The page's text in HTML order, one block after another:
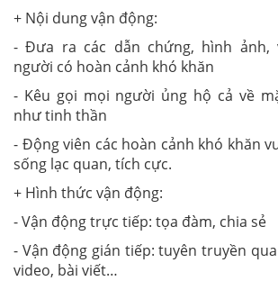
+ Nội dung vận động:
- Đưa ra các dẫn chứng, hình ảnh,
người có hoàn cảnh khó khăn
- Kêu gọi mọi người ủng hộ cả về
như tinh thần
- Động viên các hoàn cảnh khó khăn
sống lạc quan, tích cực.
+ Hình thức vận động:
- Vận động trực tiếp: tọa đàm, chia sẻ
- Vận động gián tiếp: tuyên truyền
video, bài viết…